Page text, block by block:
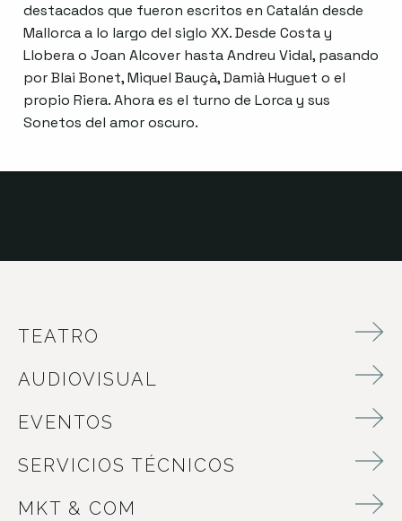
destacados que fueron escritos en Catalán desde
Mallorca a lo largo del siglo XX. Desde Costa y
Llobera o Joan Alcover hasta Andreu Vidal, pasando
por Blai Bonet, Miquel Bauçà, Damià Huguet o el
propio Riera. Ahora es el turno de Lorca y sus
Sonetos del amor oscuro.
TEATRO
AUDIOVISUAL
EVENTOS
SERVICIOS TÉCNICOS
MKT & COM